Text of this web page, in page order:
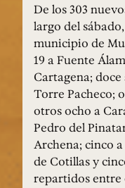
De los 303
largo del
municipio de
19 a Fuente
Cartagena;
Torre Pacheco;
otros ocho a
Pedro del
Archena; cinco
de Cotillas y
repartidos entre